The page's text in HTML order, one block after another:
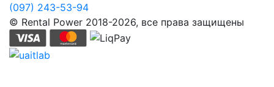
(097) 243-53-94
© Rental Power 2018-2026, все права защищены